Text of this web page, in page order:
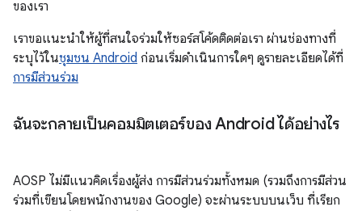
ของเรา
เราขอแนะนำให้ผู้ที่สนใจร่วมให้ซอร์สโค้ดติดต่อเรา ผ่านช่องทางที่
ระบุไว้ในชุมชน Android ก่อนเริ่มดำเนินการใดๆ ดูรายละเอียดได้ที่
การมีส่วนร่วม
ฉันจะกลายเป็นคอมมิตเตอร์ของ Android ได้อย่างไร
AOSP ไม่มีแนวคิดเรื่องผู้ส่ง การมีส่วนร่วมทั้งหมด (รวมถึงการมีส่วน
ร่วมที่เขียนโดยพนักงานของ Google) จะผ่านระบบบนเว็บ ที่เรียก